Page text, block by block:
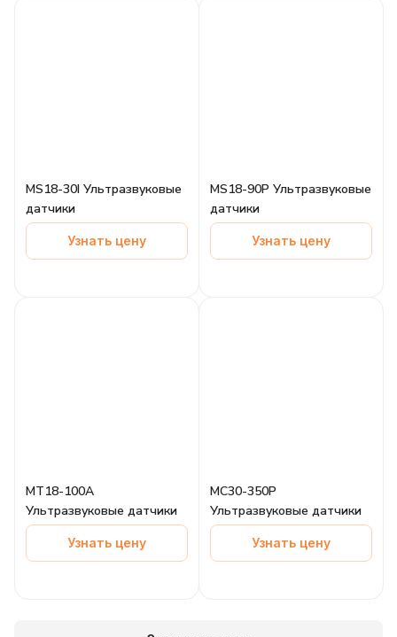
MS18-30I Ультразвуковые
датчики
Узнать цену
MS18-90P Ультразвуковые
датчики
Узнать цену
MT18-100A
Ультразвуковые датчики
Узнать цену
MC30-350P
Ультразвуковые датчики
Узнать цену